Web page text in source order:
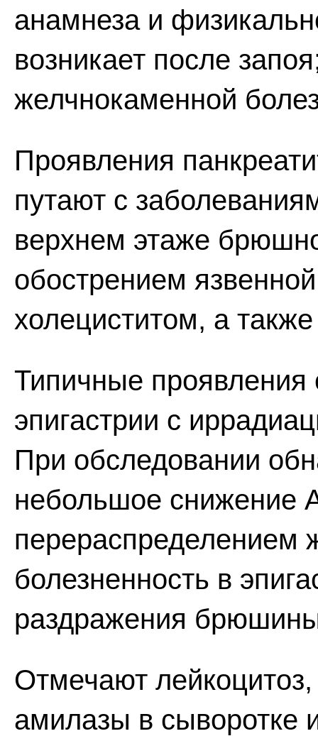
анамнеза и
возникает после
желчнокаменной
Проявления
путают с
верхнем этаже
обострением
холециститом, а
Типичные проявления
эпигастрии с
При обследовании
небольшое снижение
перераспределением
болезненность в
раздражения
Отмечают
амилазы в сыворотке